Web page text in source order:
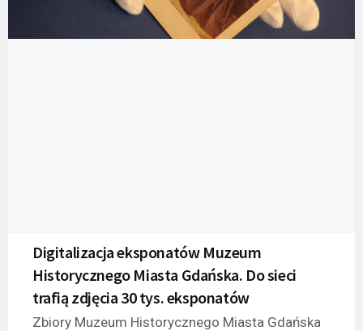
Digitalizacja eksponatów Muzeum
Historycznego Miasta Gdańska. Do sieci
trafią zdjęcia 30 tys. eksponatów
Zbiory Muzeum Historycznego Miasta Gdańska